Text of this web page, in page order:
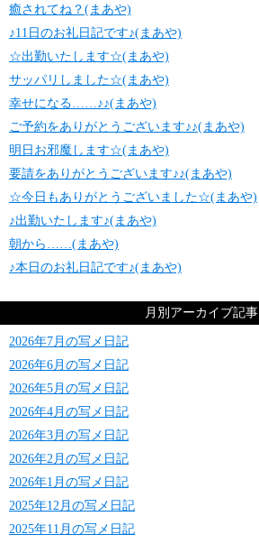
癒されてね？(まあや)
♪11日のお礼日記です♪(まあや)
☆出勤いたします☆(まあや)
サッパリしました☆(まあや)
幸せになる……♪♪(まあや)
ご予約をありがとうございます♪♪(まあや)
明日お邪魔します☆(まあや)
要請をありがとうございます♪♪(まあや)
☆今日もありがとうございました☆(まあや)
♪出勤いたします♪(まあや)
朝から……(まあや)
♪本日のお礼日記です♪(まあや)
月別アーカイブ記事
2026年7月の写メ日記
2026年6月の写メ日記
2026年5月の写メ日記
2026年4月の写メ日記
2026年3月の写メ日記
2026年2月の写メ日記
2026年1月の写メ日記
2025年12月の写メ日記
2025年11月の写メ日記